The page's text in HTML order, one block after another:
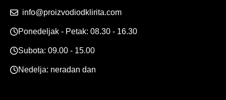
info@proizvodiodklirita.com
Ponedeljak - Petak: 08.30 - 16.30
Subota: 09.00 - 15.00
Nedelja: neradan dan